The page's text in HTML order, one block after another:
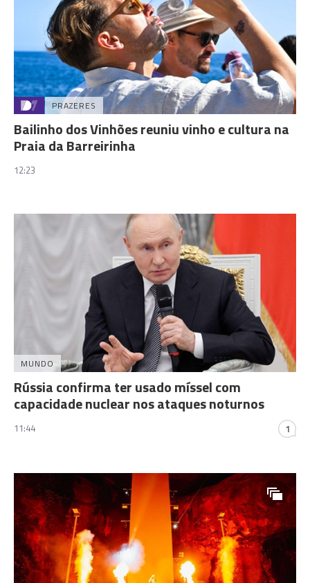
PRAZERES
Bailinho dos Vinhões reuniu vinho e cultura na
Praia da Barreirinha
12:23
MUNDO
Rússia confirma ter usado míssel com
capacidade nuclear nos ataques noturnos
11:44 1